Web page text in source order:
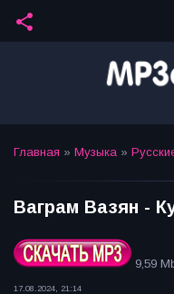
share
Главная » Музыка »
Ваграм Вазян -
9,59
17.08.2024, 21:14